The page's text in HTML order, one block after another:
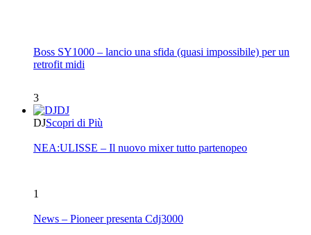
Boss SY1000 – lancio una sfida (quasi impossibile) per un
retrofit midi
3
DJ
DJScopri di Più
NEA:ULISSE – Il nuovo mixer tutto partenopeo
1
News – Pioneer presenta Cdj3000